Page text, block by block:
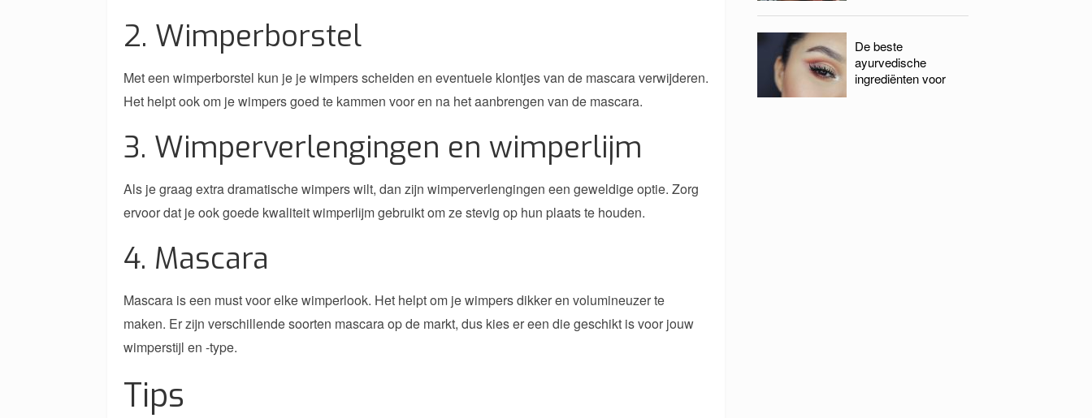
2. Wimperborstel
Met een wimperborstel kun je je wimpers scheiden en eventuele klontjes van de mascara verwijderen.
Het helpt ook om je wimpers goed te kammen voor en na het aanbrengen van de mascara.
3. Wimperverlengingen en wimperlijm
Als je graag extra dramatische wimpers wilt, dan zijn wimperverlengingen een geweldige optie. Zorg
ervoor dat je ook goede kwaliteit wimperlijm gebruikt om ze stevig op hun plaats te houden.
4. Mascara
Mascara is een must voor elke wimperlook. Het helpt om je wimpers dikker en volumineuzer te
maken. Er zijn verschillende soorten mascara op de markt, dus kies er een die geschikt is voor jouw
wimperstijl en -type.
Tips
De beste
ayurvedische
ingrediënten voor